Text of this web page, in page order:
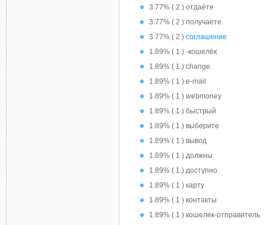
3.77% ( 2 ) отдаёте
3.77% ( 2 ) получаете
3.77% ( 2 ) соглашение
1.89% ( 1 ) -кошелёк
1.89% ( 1 ) change
1.89% ( 1 ) e-mail
1.89% ( 1 ) webmoney
1.89% ( 1 ) быстрый
1.89% ( 1 ) выберите
1.89% ( 1 ) вывод
1.89% ( 1 ) должны
1.89% ( 1 ) доступно
1.89% ( 1 ) карту
1.89% ( 1 ) контакты
1.89% ( 1 ) кошелек-отправитель